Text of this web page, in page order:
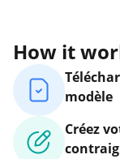
How it
modèle
Créez